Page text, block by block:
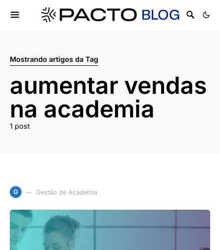
Mostrando artigos da Tag
aumentar vendas
na academia
1 post
G Gestão de Academia